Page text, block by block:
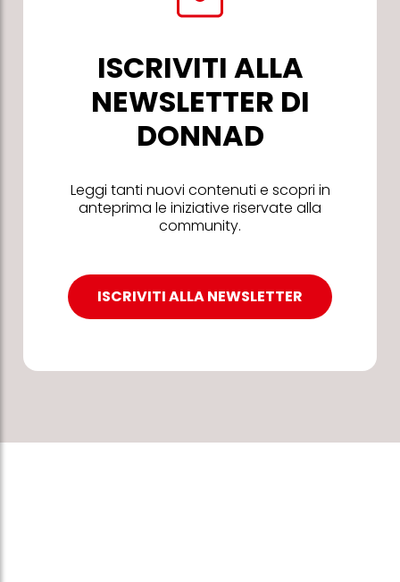
ISCRIVITI ALLA
NEWSLETTER DI
DONNAD
Leggi tanti nuovi contenuti e scopri in
anteprima le iniziative riservate alla
community.
ISCRIVITI ALLA NEWSLETTER